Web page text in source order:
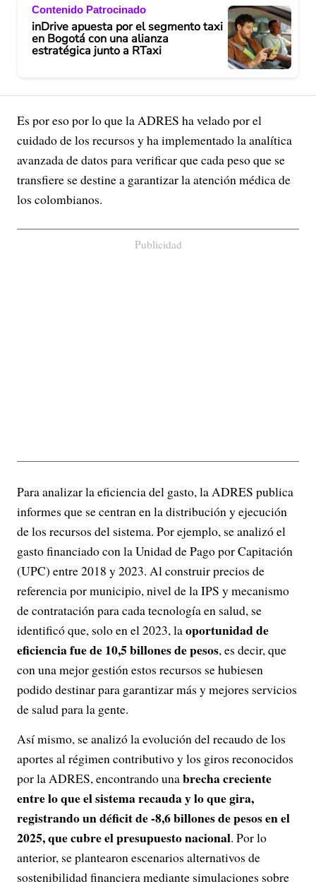
Contenido Patrocinado
inDrive apuesta por el segmento taxi
en Bogotá con una alianza
estratégica junto a RTaxi
Es por eso por lo que la ADRES ha velado por el
cuidado de los recursos y ha implementado la analítica
avanzada de datos para verificar que cada peso que se
transfiere se destine a garantizar la atención médica de
los colombianos.
Publicidad
Para analizar la eficiencia del gasto, la ADRES publica
informes que se centran en la distribución y ejecución
de los recursos del sistema. Por ejemplo, se analizó el
gasto financiado con la Unidad de Pago por Capitación
(UPC) entre 2018 y 2023. Al construir precios de
referencia por municipio, nivel de la IPS y mecanismo
de contratación para cada tecnología en salud, se
identificó que, solo en el 2023, laoportunidad de
eficiencia fue de 10,5 billones de pesos, es decir, que
con una mejor gestión estos recursos se hubiesen
podido destinar para garantizar más y mejores servicios
de salud para la gente.
Así mismo, se analizó la evolución del recaudo de los
aportes al régimen contributivo y los giros reconocidos
por la ADRES, encontrando unabrecha creciente
entre lo que el sistema recauda y lo que gira,
registrando un déficit de -8,6 billones de pesos en el
2025, que cubre el presupuesto nacional. Por lo
anterior, se plantearon escenarios alternativos de
sostenibilidad financiera mediante simulaciones sobre